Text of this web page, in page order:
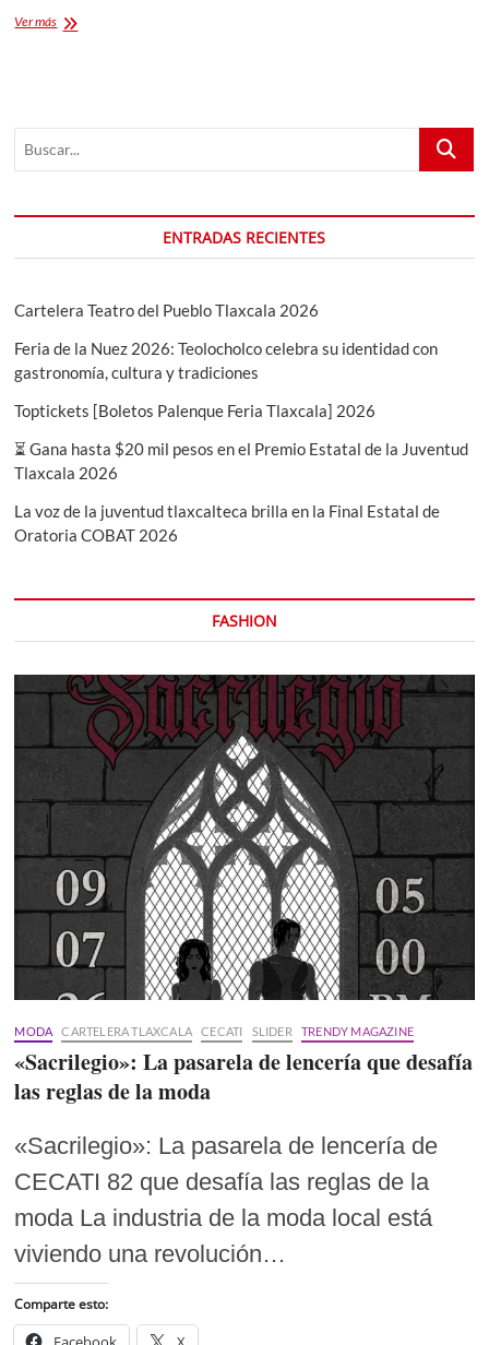
Ver másPresentan
ideas
y
nuevos
Buscar...
ENTRADAS RECIENTES
Cartelera Teatro del Pueblo Tlaxcala 2026
Feria de la Nuez 2026: Teolocholco celebra su identidad con
gastronomía, cultura y tradiciones
Toptickets [Boletos Palenque Feria Tlaxcala] 2026
⏳ Gana hasta $20 mil pesos en el Premio Estatal de la Juventud
Tlaxcala 2026
La voz de la juventud tlaxcalteca brilla en la Final Estatal de
Oratoria COBAT 2026
FASHION
MODA CARTELERA TLAXCALA CECATI SLIDER TRENDY MAGAZINE
«Sacrilegio»: La pasarela de lencería que desafía
las reglas de la moda
«Sacrilegio»: La pasarela de lencería de
CECATI 82 que desafía las reglas de la
moda La industria de la moda local está
viviendo una revolución…
Comparte esto: